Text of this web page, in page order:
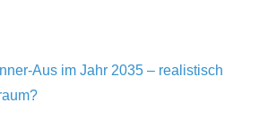
Aus im Jahr 2035 – realistisch